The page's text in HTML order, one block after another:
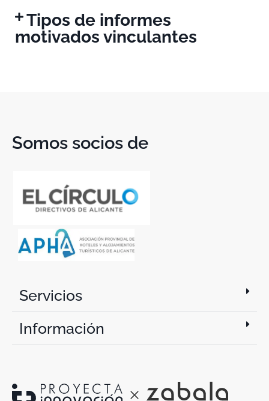
Tipos de informes
motivados vinculantes
Somos socios de
Servicios
Información